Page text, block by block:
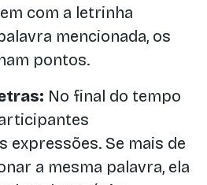
com a letrinha
mencionada, os
pontos.
No final do tempo
expressões. Se mais de
a mesma palavra, ela